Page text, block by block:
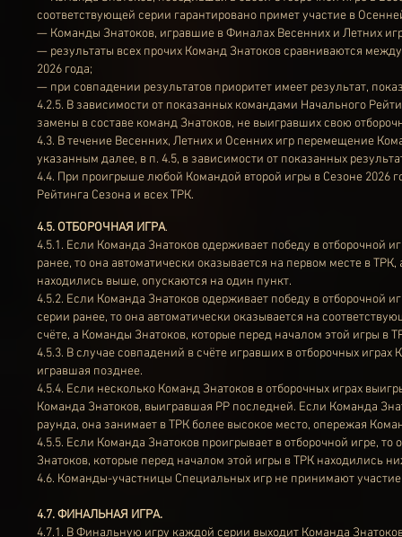
соответствующей серии гарантировано примет участие в
— Команды Знатоков, игравшие в Финалах Весенних и Летних
— результаты всех прочих Команд Знатоков сравниваются
2026 года;
— при совпадении результатов приоритет имеет результат,
4.2.5. В зависимости от показанных командами Начального
замены в составе команд Знатоков, не выигравших свою
4.3. В течение Весенних, Летних и Осенних игр перемещение
указанным далее, в п. 4.5, в зависимости от показанных
4.4. При проигрыше любой Командой второй игры в Сезоне 2026
Рейтинга Сезона и всех ТРК.
4.5. ОТБОРОЧНАЯ ИГРА.
4.5.1. Если Команда Знатоков одерживает победу в отборочной
ранее, то она автоматически оказывается на первом месте в
находились выше, опускаются на один пункт.
4.5.2. Если Команда Знатоков одерживает победу в отборочной
серии ранее, то она автоматически оказывается на
счёте, а Команды Знатоков, которые перед началом этой игры в
4.5.3. В случае совпадений в счёте игравших в отборочных
игравшая позднее.
4.5.4. Если несколько Команд Знатоков в отборочных играх
Команда Знатоков, выигравшая РР последней. Если Команда
раунда, она занимает в ТРК более высокое место, опережая
4.5.5. Если Команда Знатоков проигрывает в отборочной игре,
Знатоков, которые перед началом этой игры в ТРК находились
4.6. Команды-участницы Специальных игр не принимают
4.7. ФИНАЛЬНАЯ ИГРА.
4.7.1. В Финальную игру каждой серии выходит Команда